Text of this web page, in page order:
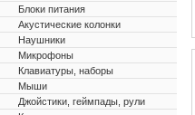
Блоки питания
Акустические колонки
Наушники
Микрофоны
Клавиатуры, наборы
Мыши
Джойстики, геймпады, рули